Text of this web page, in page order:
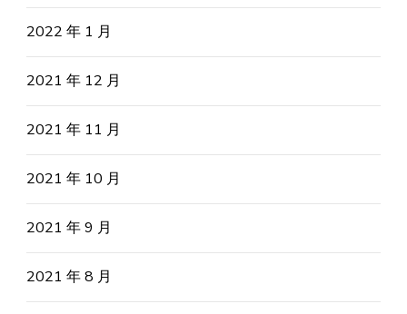
2022 年 1 月
2021 年 12 月
2021 年 11 月
2021 年 10 月
2021 年 9 月
2021 年 8 月